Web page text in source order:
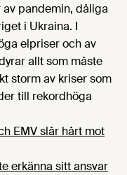
pandemin, dåliga
i Ukraina. I
elpriser och av
allt som måste
storm av kriser som
till rekordhöga
EMV slår hårt mot
erkänna sitt ansvar